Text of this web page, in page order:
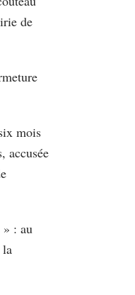
de
mois
accusée
» : au